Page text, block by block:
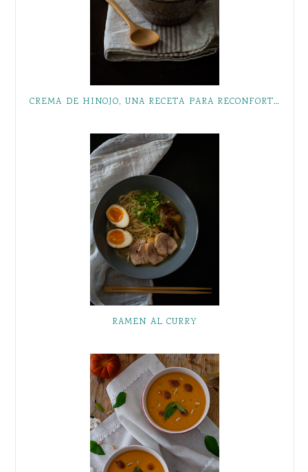
CREMA DE HINOJO, UNA RECETA PARA RECONFORTAR LOS DÍAS FRÍOS
RAMEN AL CURRY